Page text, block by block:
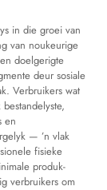
in die groei van
van noukeurige
doelgerigte
deur sosiale
Verbruikers wat
en
— ’n vlak
fisieke
produk-
verbruikers om